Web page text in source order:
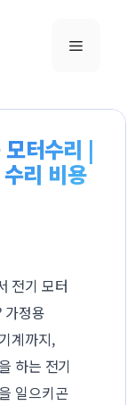
메뉴
터수리 |
리 비용
전기 모터
가정용
계까지,
하는 전기
일으키곤